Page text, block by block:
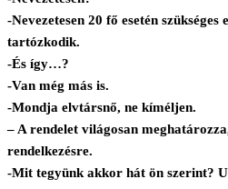
-Nevezetesen 20 fő esetén
tartózkodik.
-És így…?
-Van még más is.
-Mondja elvtársnő, ne kíméljen.
– A rendelet világosan
rendelkezésre.
-Mit tegyünk akkor hát ön szerint?